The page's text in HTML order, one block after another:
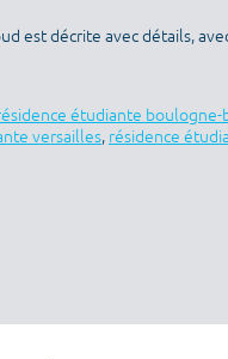
est décrite avec détails,
étudiante
versailles, résidence